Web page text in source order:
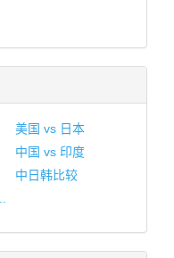
美国 vs 日本
中国 vs 印度
中日韩比较